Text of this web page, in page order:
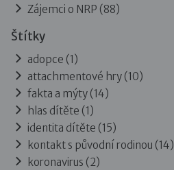
Zájemci o NRP (88)
Štítky
adopce (1)
attachmentové hry (10)
fakta a mýty (14)
hlas dítěte (1)
identita dítěte (15)
kontakt s původní rodinou (14)
koronavirus (2)